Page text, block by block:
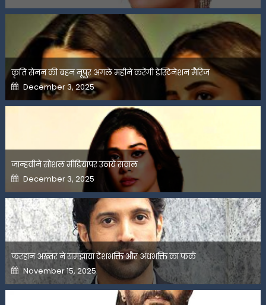
कृति सेनन की बहन नूपुर अगले महीने करेंगी डेस्टिनेशन मैरिज
Posted
on
December 3, 2025
जान्हवीने सोशल मीडियापर उठाये सवाल
Posted
on
December 3, 2025
फरहान अख्तर ने समझाया देशभक्ति और अंधभक्ति का फर्क
Posted
on
November 15, 2025